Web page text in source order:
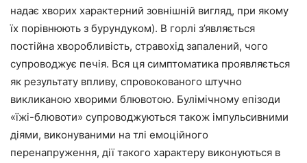
надає хворих характерний зовнішній вигляд, при якому
їх порівнюють з бурундуком). В горлі з’являється
постійна хворобливість, стравохід запалений, чого
супроводжує печія. Вся ця симптоматика проявляється
як результату впливу, спровокованого штучно
викликаною хворими блювотою. Булімічному епізоди
«їжі-блювоти» супроводжуються також імпульсивними
діями, виконуваними на тлі емоційного
перенапруження, дії такого характеру виконуються в